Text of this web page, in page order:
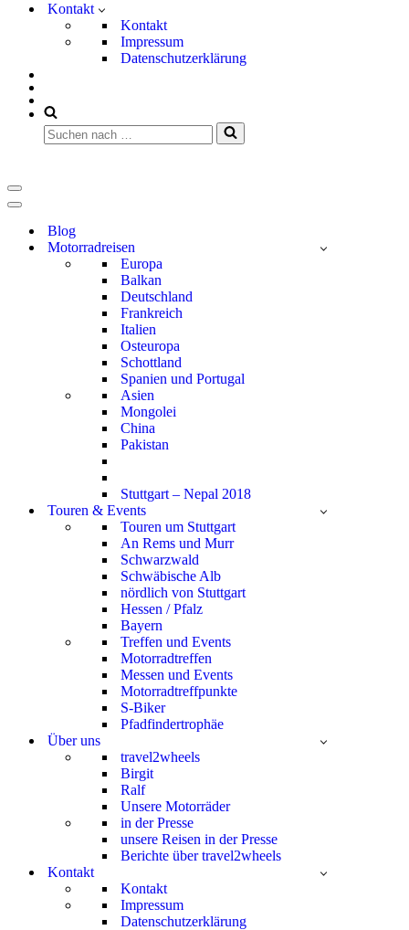
Kontakt
Kontakt
Impressum
Datenschutzerklärung
Suchen
nach …
Navigationsmenü
Navigationsmenü
Blog
Motorradreisen
Europa
Balkan
Deutschland
Frankreich
Italien
Osteuropa
Schottland
Spanien und Portugal
Asien
Mongolei
China
Pakistan
Stuttgart – Nepal 2018
Touren & Events
Touren um Stuttgart
An Rems und Murr
Schwarzwald
Schwäbische Alb
nördlich von Stuttgart
Hessen / Pfalz
Bayern
Treffen und Events
Motorradtreffen
Messen und Events
Motorradtreffpunkte
S-Biker
Pfadfindertrophäe
Über uns
travel2wheels
Birgit
Ralf
Unsere Motorräder
in der Presse
unsere Reisen in der Presse
Berichte über travel2wheels
Kontakt
Kontakt
Impressum
Datenschutzerklärung